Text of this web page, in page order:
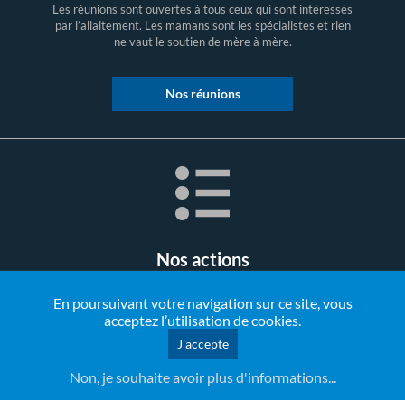
En poursuivant votre navigation sur ce site, vous
acceptez l’utilisation de cookies.
J'accepte
Non, je souhaite avoir plus d'informations...
Les réunions sont ouvertes à tous ceux qui sont intéressés
par l’allaitement. Les mamans sont les spécialistes et rien
ne vaut le soutien de mère à mère.
Nos réunions
Nos actions
Notre raison d'être, c'est d'aider les mamans à allaiter leurs
bébés, les soutenir, les encourager, les informer.
Nos actions